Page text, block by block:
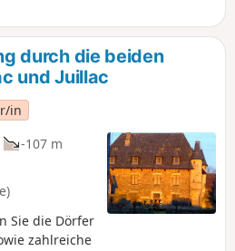
durch die beiden
und Juillac
in
-107 m
Sie die Dörfer
zahlreiche